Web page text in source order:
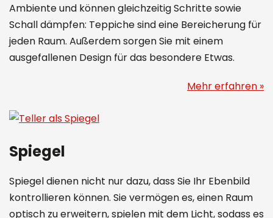
Ambiente und können gleichzeitig Schritte sowie
Schall dämpfen: Teppiche sind eine Bereicherung für
jeden Raum. Außerdem sorgen Sie mit einem
ausgefallenen Design für das besondere Etwas.
Mehr erfahren »
Spiegel
Spiegel dienen nicht nur dazu, dass Sie Ihr Ebenbild
kontrollieren können. Sie vermögen es, einen Raum
optisch zu erweitern, spielen mit dem Licht, sodass es